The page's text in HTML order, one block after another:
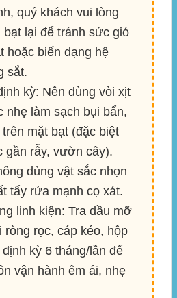
quý khách vui lòng
bạt lại để tránh sức gió
hoặc biến dạng hệ
sắt.
kỳ: Nên dùng vòi xịt
nhẹ làm sạch bụi bẩn,
mặt bạt (đặc biệt
gần rẫy, vườn cây).
dùng vật sắc nhọn
tẩy rửa mạnh cọ xát.
linh kiện: Tra dầu mỡ
ròng rọc, cáp kéo, hộp
kỳ 6 tháng/lần để
vận hành êm ái, nhẹ